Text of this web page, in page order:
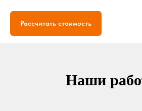
Рассчитать стоимость
Наши